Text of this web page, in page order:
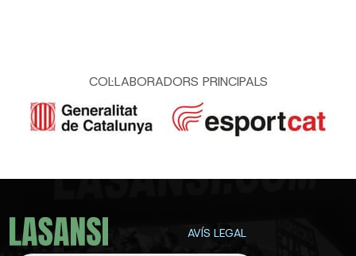
COL·LABORADORS PRINCIPALS
AVÍS LEGAL